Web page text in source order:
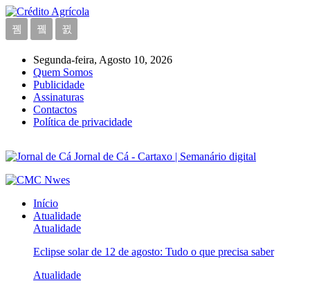
Segunda-feira, Agosto 10, 2026
Quem Somos
Publicidade
Assinaturas
Contactos
Política de privacidade
Jornal de Cá - Cartaxo | Semanário digital
Início
Atualidade
Atualidade
Eclipse solar de 12 de agosto: Tudo o que precisa saber
Atualidade